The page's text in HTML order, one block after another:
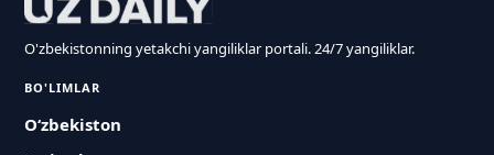
O'zbekistonning yetakchi yangiliklar portali. 24/7 yangiliklar.
BO'LIMLAR
O‘zbekiston